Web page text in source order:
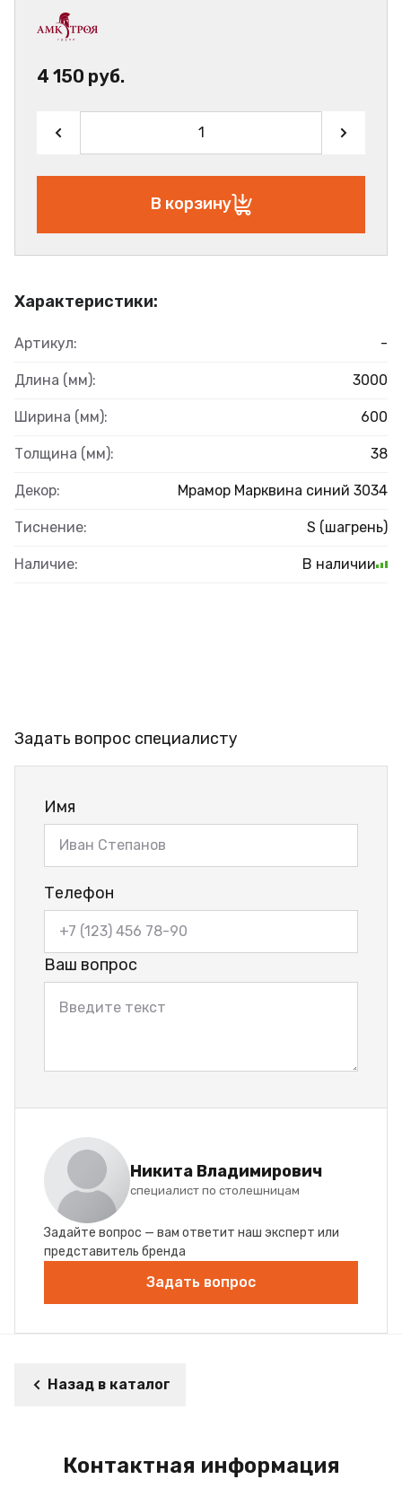
Характеристики:
Артикул: -
Длина (мм): 3000
Ширина (мм): 600
Толщина (мм): 38
Декор: Мрамор Марквина синий 3034
Тиснение: S (шагрень)
Наличие: В наличии
4 150 руб.
В корзину
Задать вопрос специалисту
Имя
Телефон
Ваш вопрос
Никита Владимирович
специалист по столешницам
Задайте вопрос — вам ответит наш эксперт или
представитель бренда
Задать вопрос
Назад в каталог
Контактная информация